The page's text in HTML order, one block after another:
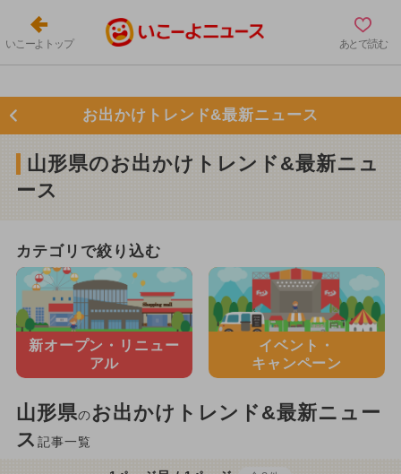
いこーよトップ あとで読む
お出かけトレンド&最新ニュース
山形県のお出かけトレンド&最新ニュ
ース
カテゴリで絞り込む
新オープン・ リニュー
アル
イベント・
キャンペーン
山形県のお出かけトレンド&最新ニュー
ス 記事一覧